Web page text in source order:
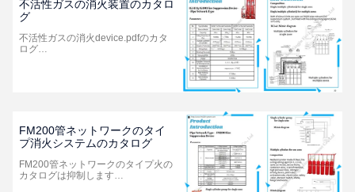
不活性ガスの消火装置のカタロ
グ
不活性ガスの消火device.pdfのカタ
ログ…
FM200管ネットワークのタイ
プ消火システムのカタログ
FM200管ネットワークのタイプ火の
カタログは抑制します…